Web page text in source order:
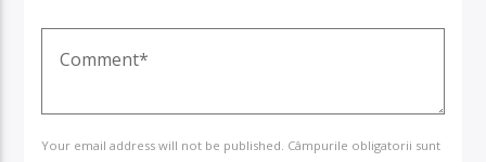
Your email address will not be published. Câmpurile obligatorii sunt